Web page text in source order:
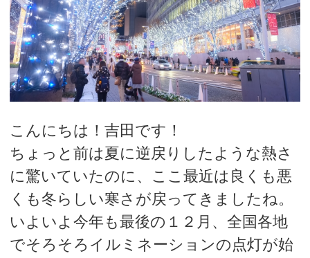
女性会員の紹介
男性会員様の声
デートまでの流れ
アフィリエイトをご検討の皆様へ。
こんにちは！吉田です！
ちょっと前は夏に逆戻りしたような熱さ
に驚いていたのに、ここ最近は良くも悪
くも冬らしい寒さが戻ってきましたね。
いよいよ今年も最後の１２月、全国各地
でそろそろイルミネーションの点灯が始